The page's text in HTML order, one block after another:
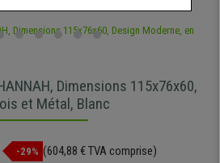
Dimensions 115x76x60,
et Métal, Blanc
-29% (604,88 € TVA comprise)